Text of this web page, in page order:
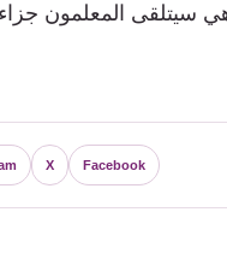
المعلمون جزاء
Facebook
X